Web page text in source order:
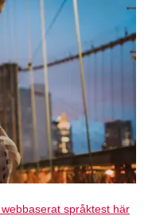
språktest här